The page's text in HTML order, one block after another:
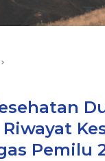
Pemilu